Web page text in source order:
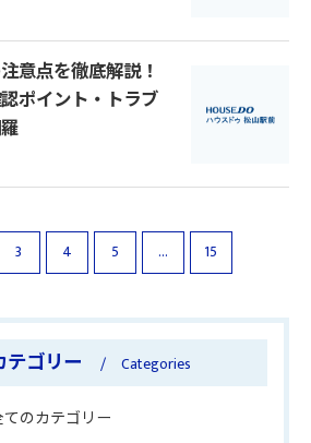
意点を徹底解説！
ポイント・トラブ
3 4 5 ... 15
テゴリー Categories
のカテゴリー